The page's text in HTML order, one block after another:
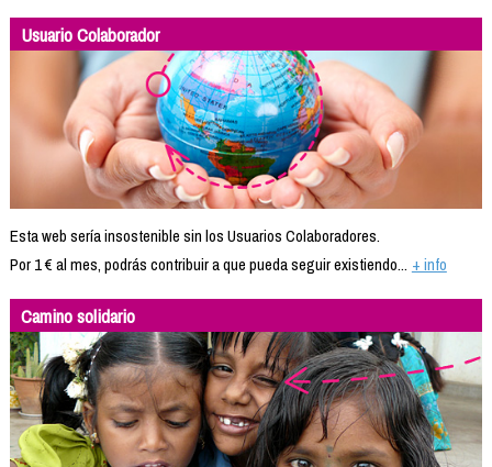
Usuario Colaborador
Esta web sería insostenible sin los Usuarios Colaboradores.
Por 1 € al mes, podrás contribuir a que pueda seguir existiendo... + info
Camino solidario